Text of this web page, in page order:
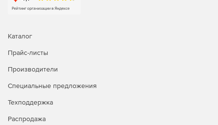
Каталог
Прайс-листы
Производители
Специальные предложения
Техподдержка
Распродажа